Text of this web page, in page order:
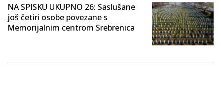
NA SPISKU UKUPNO 26: Saslušane
još četiri osobe povezane s
Memorijalnim centrom Srebrenica